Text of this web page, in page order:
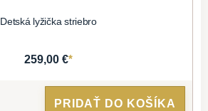
Detská lyžička striebro
259,00 €*
PRIDAŤ DO KOŠÍKA